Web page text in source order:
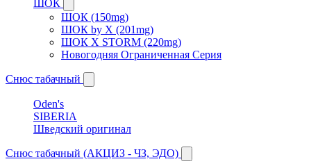
ШОК
ШОК (150mg)
ШОК by X (201mg)
ШОК X STORM (220mg)
Новогодняя Ограниченная Серия
Снюс табачный
Oden's
SIBERIA
Шведский оригинал
Снюс табачный (АКЦИЗ - ЧЗ, ЭДО)